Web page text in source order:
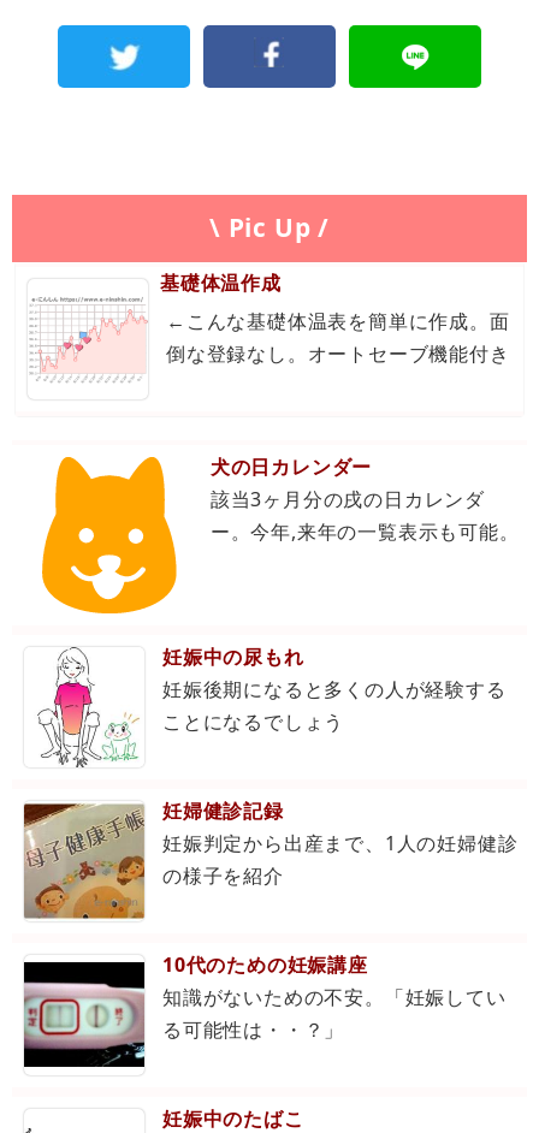
\ Pic Up /
基礎体温作成
←こんな基礎体温表を簡単に作成。面
倒な登録なし。オートセーブ機能付き
犬の日カレンダー
該当3ヶ月分の戌の日カレンダ
ー。今年,来年の一覧表示も可能。
妊娠中の尿もれ
妊娠後期になると多くの人が経験する
ことになるでしょう
妊婦健診記録
妊娠判定から出産まで、1人の妊婦健診
の様子を紹介
10代のための妊娠講座
知識がないための不安。「妊娠してい
る可能性は・・？」
妊娠中のたばこ